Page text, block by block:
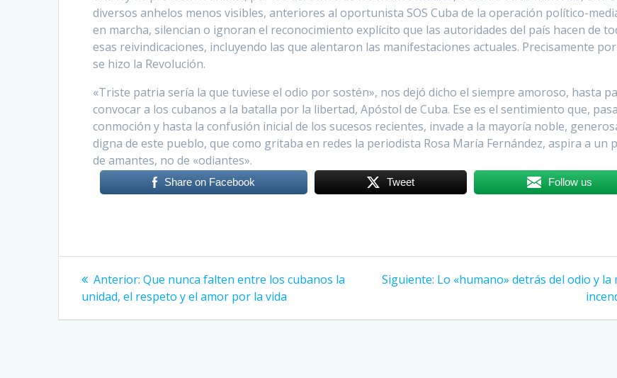
diversos anhelos menos visibles, anteriores al oportunista SOS Cuba de la operación político-
en marcha, silencian o ignoran el reconocimiento explícito que las autoridades del país hacen de
esas reivindicaciones, incluyendo las que alentaron las manifestaciones actuales. Precisamente
se hizo la Revolución.
«Triste patria sería la que tuviese el odio por sostén», nos dejó dicho el siempre amoroso, hasta
convocar a los cubanos a la batalla por la libertad, Apóstol de Cuba. Ese es el sentimiento que,
conmoción y hasta la confusión inicial de los sucesos recientes, invade a la mayoría noble,
digna de este pueblo, que como gritaba en redes la periodista Rosa María Fernández, aspira a un
de amantes, no de «odiantes».
Share on Facebook Tweet Follow us
Navegación
de
Anterior: Entrada
anterior:
Que nunca falten entre los cubanos la
unidad, el respeto y el amor por la vida
Siguiente: Siguiente
Lo «humano» detrás del odio y la